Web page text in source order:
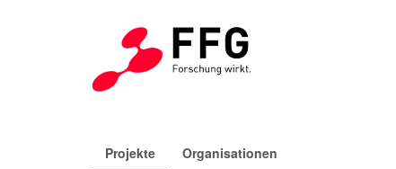
Projekte(aktiv)Organisationen